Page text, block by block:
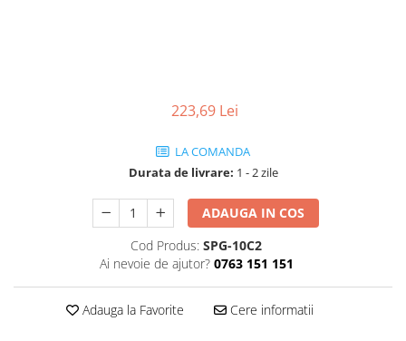
223,69 Lei
LA COMANDA
Durata de livrare: 1 - 2 zile
ADAUGA IN COS
Cod Produs: SPG-10C2
Ai nevoie de ajutor? 0763 151 151
Adauga la Favorite Cere informatii